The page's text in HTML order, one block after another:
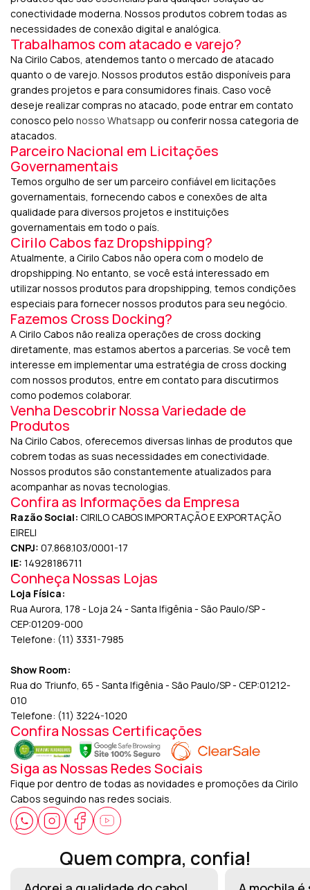
conectividade moderna. Nossos produtos cobrem todas as
necessidades de conexão digital e analógica.
Trabalhamos com atacado e varejo?
Na Cirilo Cabos, atendemos tanto o mercado de atacado
quanto o de varejo. Nossos produtos estão disponíveis para
grandes projetos e para consumidores finais. Caso você
deseje realizar compras no atacado, pode entrar em contato
conosco pelo nosso Whatsapp ou conferir nossa categoria de
atacados.
Parceiro Nacional em Licitações
Governamentais
Temos orgulho de ser um parceiro confiável em licitações
governamentais, fornecendo cabos e conexões de alta
qualidade para diversos projetos e instituições
governamentais em todo o país.
Cirilo Cabos faz Dropshipping?
Atualmente, a Cirilo Cabos não opera com o modelo de
dropshipping. No entanto, se você está interessado em
utilizar nossos produtos para dropshipping, temos condições
especiais para fornecer nossos produtos para seu negócio.
Fazemos Cross Docking?
A Cirilo Cabos não realiza operações de cross docking
diretamente, mas estamos abertos a parcerias. Se você tem
interesse em implementar uma estratégia de cross docking
com nossos produtos, entre em contato para discutirmos
como podemos colaborar.
Venha Descobrir Nossa Variedade de
Produtos
Na Cirilo Cabos, oferecemos diversas linhas de produtos que
cobrem todas as suas necessidades em conectividade.
Nossos produtos são constantemente atualizados para
acompanhar as novas tecnologias.
Confira as Informações da Empresa
Razão Social: CIRILO CABOS IMPORTAÇÃO E EXPORTAÇÃO
EIRELI
CNPJ: 07.868.103/0001-17
IE: 14928186711
Conheça Nossas Lojas
Loja Física:
Rua Aurora, 178 - Loja 24 - Santa Ifigênia - São Paulo/SP -
CEP:01209-000
Telefone: (11) 3331-7985
Show Room:
Rua do Triunfo, 65 - Santa Ifigênia - São Paulo/SP - CEP:01212-
010
Telefone: (11) 3224-1020
Confira Nossas Certificações
Siga as Nossas Redes Sociais
Fique por dentro de todas as novidades e promoções da Cirilo
Cabos seguindo nas redes sociais.
Quem compra, confia!